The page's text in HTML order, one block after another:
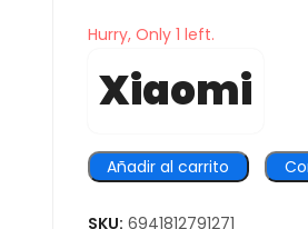
Hurry, Only 1 left.
Xiaomi
Añadir al carrito
SKU: 6941812791271